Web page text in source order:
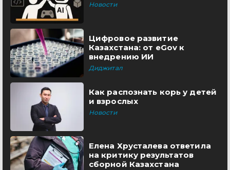
Новости
Цифровое развитие
Казахстана: от eGov к
внедрению ИИ
Диджитал
Как распознать корь у детей
и взрослых
Новости
Елена Хрусталева ответила
на критику результатов
сборной Казахстана